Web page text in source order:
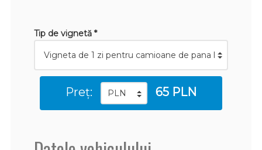
Tip de vignetă *
Preț: 65 PLN